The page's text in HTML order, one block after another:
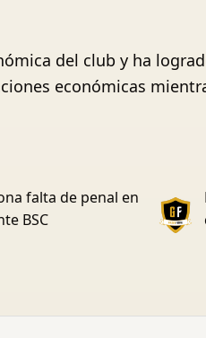
del club y ha
económicas
falta de penal en
BSC